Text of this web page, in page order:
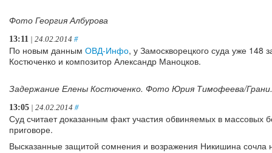
Фото Георгия Албурова
13:11 | 24.02.2014 #
По новым данным ОВД-Инфо, у Замоскворецкого суда уже 148
Костюченко и композитор Александр Маноцков.
Задержание Елены Костюченко. Фото Юрия Тимофеева/
13:05 | 24.02.2014 #
Суд считает доказанным факт участия обвиняемых в массовых
приговоре.
Высказанные защитой сомнения и возражения Никишина сочла